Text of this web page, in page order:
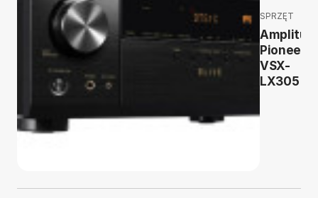
SPRZĘT
Pioneer
VSX-
LX305